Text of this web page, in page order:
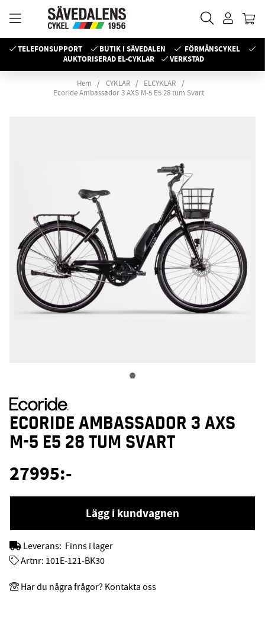
TELEFONSUPPORT BUTIK I SÄVEDALEN
FÖRMÅNSCYKEL
AUKTORISERAD EL-CYKLAR
VERKSTAD
Hem CYKLAR
ELCYKLAR
Ecoride Ambassador 3 AXS M-5 E5 28 tum Svart
ECORIDE AMBASSADOR 3 AXS
M-5 E5 28 TUM SVART
27995:-
Lägg i kundvagnen
Leverans: Finns i lager
Artnr: 101E-121-BK30
Har du några frågor? Kontakta oss